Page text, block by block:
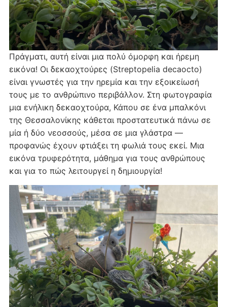
Πράγματι, αυτή είναι μια πολύ όμορφη και ήρεμη
εικόνα! Οι δεκαοχτούρες (Streptopelia decaocto)
είναι γνωστές για την ηρεμία και την εξοικείωσή
τους με το ανθρώπινο περιβάλλον. Στη φωτογραφία
μια ενήλικη δεκαοχτούρα, Κάπου σε ένα μπαλκόνι
της Θεσσαλονίκης κάθεται προστατευτικά πάνω σε
μία ή δύο νεοσσούς, μέσα σε μια γλάστρα —
προφανώς έχουν φτιάξει τη φωλιά τους εκεί. Μια
εικόνα τρυφερότητα, μάθημα για τους ανθρώπους
και για το πώς λειτουργεί η δημιουργία!